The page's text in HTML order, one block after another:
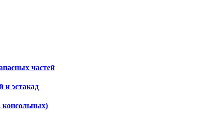
частей
и эстакад
консольных)